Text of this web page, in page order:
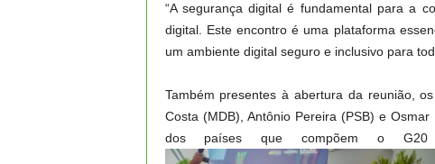
“A segurança digital é fundamental para a
digital. Este encontro é uma plataforma
um ambiente digital seguro e inclusivo para
Também presentes à abertura da reunião,
Costa (MDB), Antônio Pereira (PSB) e
dos países que compõem o G20